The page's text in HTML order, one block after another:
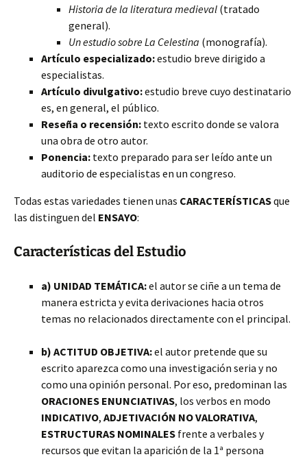
Historia de la literatura medieval (tratado
general).
Un estudio sobre La Celestina (monografía).
Artículo especializado:estudio breve dirigido a
especialistas.
Artículo divulgativo:estudio breve cuyo destinatario
es, en general, el público.
Reseña o recensión: texto escrito donde se valora
una obra de otro autor.
Ponencia: texto preparado para ser leído ante un
auditorio de especialistas en un congreso.
Todas estas variedades tienen unas CARACTERÍSTICASque
las distinguen del ENSAYO:
Características del Estudio
a) UNIDAD TEMÁTICA:el autor se ciñe a un tema de
manera estricta y evita derivaciones hacia otros
temas no relacionados directamente con el principal.
b) ACTITUD OBJETIVA:el autor pretende que su
escrito aparezca como una investigación seria y no
como una opinión personal. Por eso, predominan las
ORACIONES ENUNCIATIVAS, los verbos en modo
INDICATIVO, ADJETIVACIÓN NO VALORATIVA,
ESTRUCTURAS NOMINALES frente a verbales y
recursos que evitan la aparición de la 1ª persona